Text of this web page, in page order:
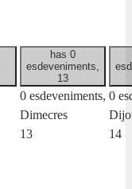
has 0
esdeveniments,
13
0 esdeveniments,
Dimecres
13
0
14